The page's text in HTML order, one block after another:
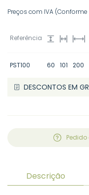
Preços com IVA
Referência
PST100 60 101 200
DESCONTOS EM
Descrição